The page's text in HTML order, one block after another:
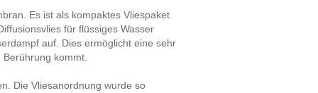
Es ist als kompaktes Vliespaket
für flüssiges Wasser
auf. Dies ermöglicht eine sehr
kommt.
Die Vliesanordnung wurde so